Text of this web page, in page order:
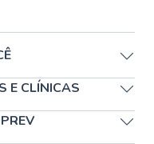
E CLÍNICAS